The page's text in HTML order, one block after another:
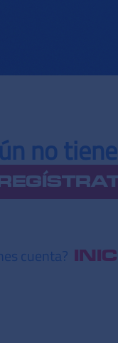
no
cuenta?